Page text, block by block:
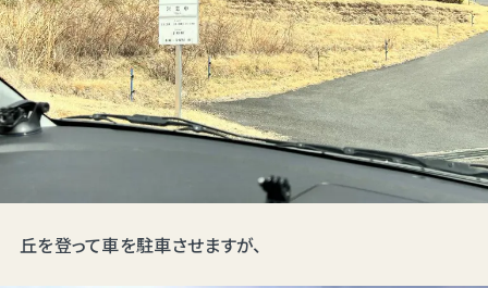
丘を登って車を駐車させますが、